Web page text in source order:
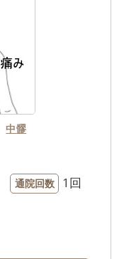
中髎
通院回数 1回